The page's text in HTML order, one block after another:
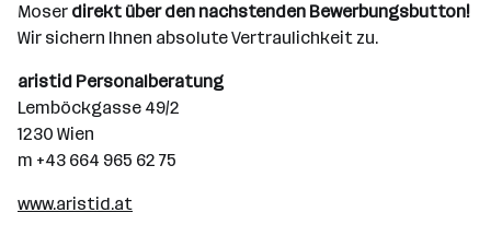
Moser direkt über den nachstenden Bewerbungsbutton!
Wir sichern Ihnen absolute Vertraulichkeit zu.
aristid Personalberatung
Lemböckgasse 49/2
1230 Wien
m +43 664 965 62 75
www.aristid.at